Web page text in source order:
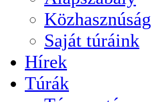
Közhasznúság
Saját túráink
Hírek
Túrák